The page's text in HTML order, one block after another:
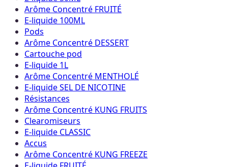
Arôme Concentré FRUITÉ
E-liquide 100ML
Pods
Arôme Concentré DESSERT
Cartouche pod
E-liquide 1L
Arôme Concentré MENTHOLÉ
E-liquide SEL DE NICOTINE
Résistances
Arôme Concentré KUNG FRUITS
Clearomiseurs
E-liquide CLASSIC
Accus
Arôme Concentré KUNG FREEZE